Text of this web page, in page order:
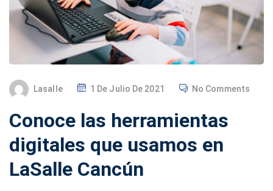
Lasalle
P
S
E
D
1 De Julio De 2021 No Comments
Conoce las herramientas
digitales que usamos en
LaSalle Cancún